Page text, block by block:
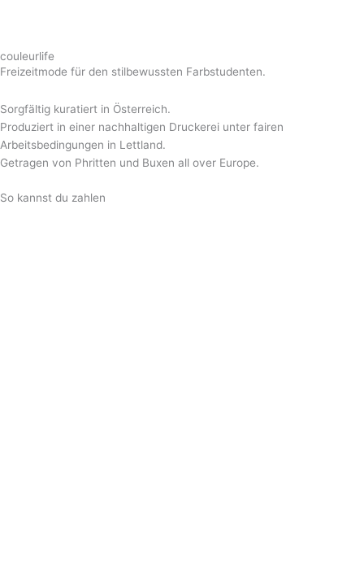
couleurlife
Freizeitmode für den stilbewussten Farbstudenten.
Sorgfältig kuratiert in Österreich.
Produziert in einer nachhaltigen Druckerei unter fairen
Arbeitsbedingungen in Lettland.
Getragen von Phritten und Buxen all over Europe.
So kannst du zahlen